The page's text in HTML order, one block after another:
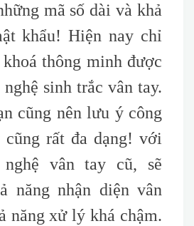
mã số dài và khả
khẩu! Hiện nay chỉ
thông minh được
sinh trắc vân tay.
cũng nên lưu ý công
cũng rất đa dạng! với
nghệ vân tay cũ, sẽ
năng nhận diện vân
năng xử lý khá chậm.